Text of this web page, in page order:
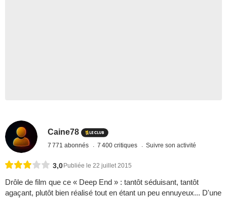
Caine78
7 771 abonnés 7 400 critiques Suivre son activité
3,0 Publiée le 22 juillet 2015
Drôle de film que ce « Deep End » : tantôt séduisant, tantôt
agaçant, plutôt bien réalisé tout en étant un peu ennuyeux... D'une